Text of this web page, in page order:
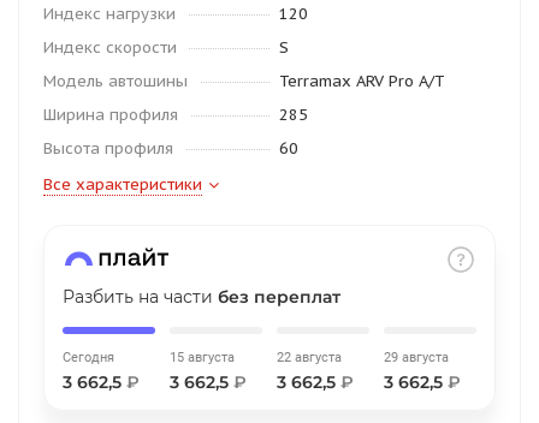
Индекс нагрузки
120
Индекс скорости
S
Модель автошины
Terramax ARV Pro A/T
Ширина профиля
285
Высота профиля
60
Все характеристики
Разбить на части без переплат
Сегодня
3 662,5 ₽
15 августа
3 662,5 ₽
22 августа
3 662,5 ₽
29 августа
3 662,5 ₽
недели
plait.ru